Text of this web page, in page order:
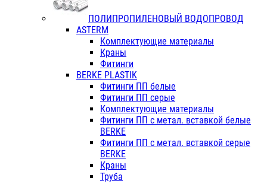
ПОЛИПРОПИЛЕНОВЫЙ ВОДОПРОВОД
ASTERM
Комплектующие материалы
Краны
Фитинги
BERKE PLASTIK
Фитинги ПП белые
Фитинги ПП серые
Комплектующие материалы
Фитинги ПП с метал. вставкой белые
BERKE
Фитинги ПП с метал. вставкой серые
BERKE
Краны
Труба